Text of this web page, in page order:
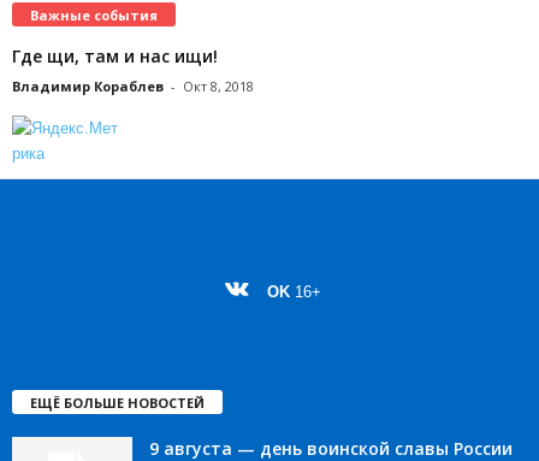
Важные события
Где щи, там и нас ищи!
Владимир Кораблев - Окт 8, 2018
OK 16+
ЕЩЁ БОЛЬШЕ НОВОСТЕЙ
9 августа — день воинской славы России